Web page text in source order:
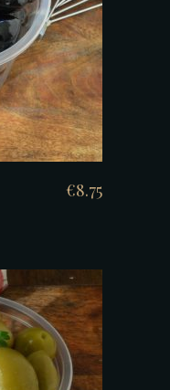
€8.75